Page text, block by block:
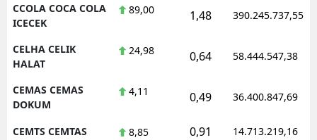
CCOLA COCA COLA
ICECEK
89,00 1,48 390.245.737,55
CELHA CELIK
HALAT
24,98 0,64 58.444.547,38
CEMAS CEMAS
DOKUM
4,11 0,49 36.400.847,69
CEMTS CEMTAS 8,85 0,91 14.713.219,16